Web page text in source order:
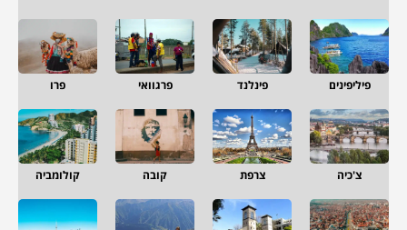
פיליפינים פינלנד פרגוואי פרו
צ'כיה צרפת קובה קולומביה